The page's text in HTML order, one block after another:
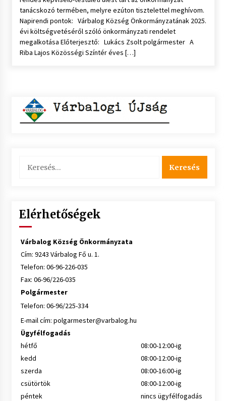
tanácskozó termében, melyre ezúton tisztelettel meghívom.
Napirendi pontok: Várbalog Község Önkormányzatának 2025.
évi költségvetéséről szóló önkormányzati rendelet
megalkotása Előterjesztő: Lukács Zsolt polgármester A
Riba Lajos Közösségi Színtér éves […]
Elérhetőségek
Várbalog Község Önkormányzata
Cím: 9243 Várbalog Fő u. 1.
Telefon: 06-96-226-035
Fax: 06-96/226-035
Polgármester
Telefon: 06-96/225-334
E-mail cím: polgarmester@varbalog.hu
Ügyfélfogadás
hétfő
08:00-12:00-ig
kedd
08:00-12:00-ig
szerda
08:00-16:00-ig
csütörtök
08:00-12:00-ig
péntek
nincs ügyfélfogadás